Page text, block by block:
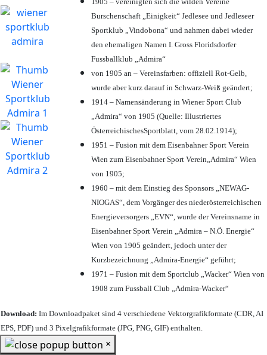
Burschenschaft „Einigkeit“ Jedlesee und Jedleseer
Sportklub „Vindobona“ und nahmen dabei wieder
den ehemaligen Namen I. Gross Floridsdorfer
Fussballklub „Admira“
von 1905 an – Vereinsfarben: offiziell Rot-Gelb,
wurde aber kurz darauf in Schwarz-Weiß geändert;
1914 – Namensänderung in Wiener Sport Club
„Admira“ von 1905 (Quelle: Illustriertes
ÖsterreichischesSportblatt, vom 28.02.1914);
1951 – Fusion mit dem Eisenbahner Sport Verein
Wien zum Eisenbahner Sport Verein„Admira“ Wien
von 1905;
1960 – mit dem Einstieg des Sponsors „NEWAG-
NIOGAS“, dem Vorgänger des niederösterreichischen
Energieversorgers „EVN“, wurde der Vereinsname in
Eisenbahner Sport Verein „Admira – N.Ö. Energie“
Wien von 1905 geändert, jedoch unter der
Kurzbezeichnung „Admira-Energie“ geführt;
1971 – Fusion mit dem Sportclub „Wacker“ Wien von
1908 zum Fussball Club „Admira-Wacker“
Download: Im Downloadpaket sind 4 verschiedene Vektorgrafikformate (CDR, AI
EPS, PDF) und 3 Pixelgrafikformate (JPG, PNG, GIF) enthalten.
×